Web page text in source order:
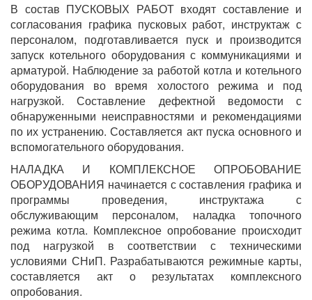
В состав ПУСКОВЫХ РАБОТ входят составление и
согласования графика пусковых работ, инструктаж с
персоналом, подготавливается пуск и производится
запуск котельного оборудования с коммуникациями и
арматурой. Наблюдение за работой котла и котельного
оборудования во время холостого режима и под
нагрузкой. Составление дефектной ведомости с
обнаруженными неисправностями и рекомендациями
по их устранению. Составляется акт пуска основного и
вспомогательного оборудования.
НАЛАДКА И КОМПЛЕКСНОЕ ОПРОБОВАНИЕ
ОБОРУДОВАНИЯ начинается с составления графика и
программы проведения, инструктажа с
обслуживающим персоналом, наладка топочного
режима котла. Комплексное опробование происходит
под нагрузкой в соответствии с техническими
условиями СНиП. Разрабатываются режимные карты,
составляется акт о результатах комплексного
опробования.